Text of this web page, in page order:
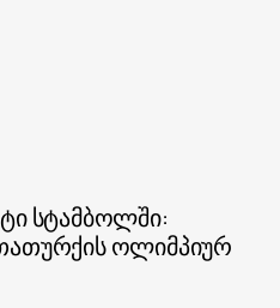
სტამბოლში:
ოლიმპიურ